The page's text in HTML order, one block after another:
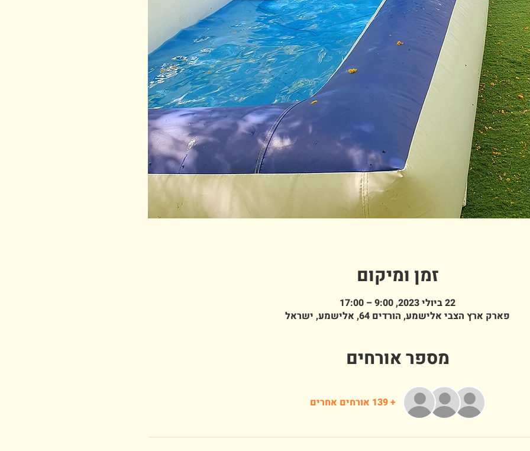
זמן ומיקום
22 ביולי 2023, 9:00 – 17:00
פארק ארץ הצבי אלישמע, הורדים 64, אלישמע, ישראל
מספר אורחים
+ 139 אורחים אחרים